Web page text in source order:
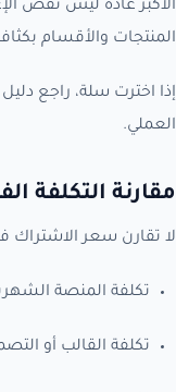
الأكبر عادة ليس نقص
المنتجات والأقسام
إذا اخترت سلة، راجع دليل
العملي.
مقارنة التكلفة
لا تقارن سعر
تكلفة المنصة
تكلفة القالب أو